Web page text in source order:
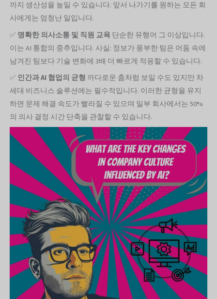
까지 생산성을 높일 수 있습니다. 앞서 나가기를 원하는 모든 회
사에게는 엄청난 일입니다.
✅ 명확한 의사소통 및 직원 교육 단순한 유행어 그 이상입니다.
이는 AI 통합의 중추입니다. 사실: 정보가 풍부한 팀은 어둠 속에
남겨진 팀보다 기술 변화에 3배 더 빠르게 적응할 수 있습니다.
✅ 인간과 AI 협업의 균형 까다로운 춤처럼 보일 수도 있지만 차
세대 비즈니스 솔루션에는 필수적입니다. 이러한 균형을 유지
하면 문제 해결 속도가 빨라질 수 있으며 일부 회사에서는 50%
의 의사 결정 시간 단축을 관찰할 수 있습니다.